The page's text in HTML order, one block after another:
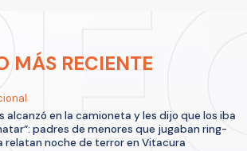
MÁS RECIENTE
alcanzó en la camioneta y les dijo que los iba
padres de menores que jugaban ring-
relatan noche de terror en Vitacura